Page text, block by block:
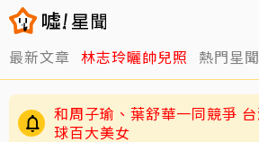
最新文章 林志玲曬帥兒照 熱門星聞
和周子瑜、葉舒華一同競爭 台灣林莎首度入圍全
球百大美女